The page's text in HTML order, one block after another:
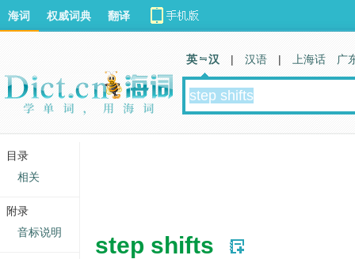
step shifts
海词 权威词典 翻译
英 汉 | 汉语 | 上海话 广
目录
相关
附录
音标说明